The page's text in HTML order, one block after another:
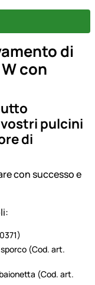
di
con
pulcini
di
con successo e
(Cod. art.
(Cod. art.